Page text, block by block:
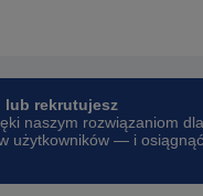
lub rekrutujesz
naszym rozwiązaniom dla
użytkowników — i osiągnąć